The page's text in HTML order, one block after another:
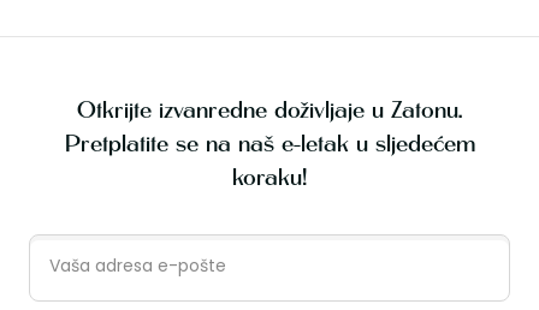
Otkrijte izvanredne doživljaje u Zatonu.
Pretplatite se na naš e-letak u sljedećem
koraku!